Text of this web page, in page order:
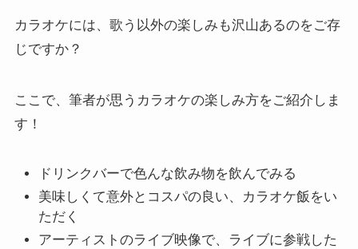
カラオケには、歌う以外の楽しみも沢山あるのをご存
じですか？
ここで、筆者が思うカラオケの楽しみ方をご紹介しま
す！
ドリンクバーで色んな飲み物を飲んでみる
美味しくて意外とコスパの良い、カラオケ飯をい
ただく
アーティストのライブ映像で、ライブに参戦した